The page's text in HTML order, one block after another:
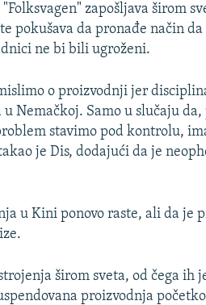
zapošljava širom
pokušava da pronađe način
ne bi bili ugroženi.
o proizvodnji jer
Nemačkoj. Samo u slučaju
stavimo pod kontrolu,
je Dis, dodajući da je
u Kini ponovo raste, ali da je
širom sveta, od čega ih
proizvodnja